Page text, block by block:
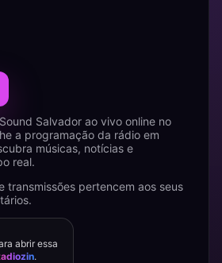
Salvador ao vivo online no
a programação da rádio em
músicas, notícias e
real.
transmissões pertencem aos seus
abrir essa
.